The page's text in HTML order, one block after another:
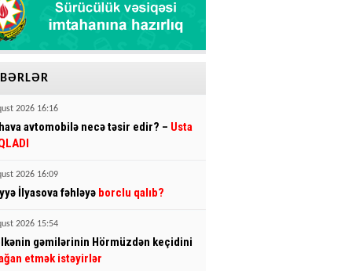
2026 16:16
avtomobilə necə təsir edir? – Usta
2026 16:09
İlyasova fəhləyə borclu qalıb?
2026 15:54
gəmilərinin Hörmüzdən keçidini
etmək istəyirlər